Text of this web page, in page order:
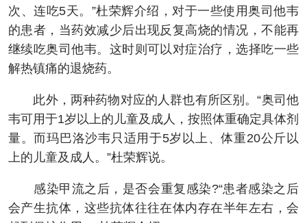
次、连吃5天。”杜荣辉介绍，对于一些使用奥司他韦
的患者，当药效减少后出现反复高烧的情况，不能再
继续吃奥司他韦。这时则可以对症治疗，选择吃一些
解热镇痛的退烧药。
此外，两种药物对应的人群也有所区别。“奥司他
韦可用于1岁以上的儿童及成人，按照体重确定具体剂
量。而玛巴洛沙韦只适用于5岁以上、体重20公斤以
上的儿童及成人。”杜荣辉说。
感染甲流之后，是否会重复感染?“患者感染之后
会产生抗体，这些抗体往往在体内存在半年左右，会